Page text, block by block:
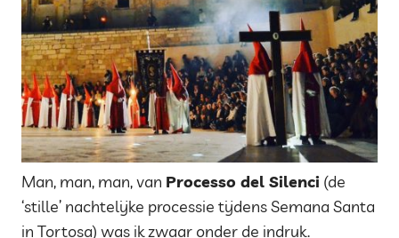
Man, man, man, van Processo del Silenci (de
‘stille’ nachtelijke processie tijdens Semana Santa
in Tortosa) was ik zwaar onder de indruk.